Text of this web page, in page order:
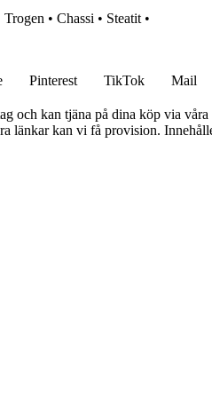
Trogen • Chassi • Steatit •
Pinterest TikTok Mail
och kan tjäna på dina köp via våra
kan vi få provision.